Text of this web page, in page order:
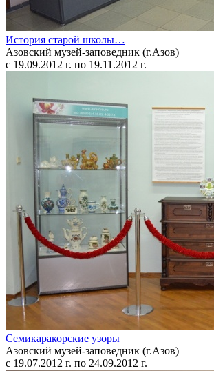
История старой школы…
Азовский музей-заповедник (г.Азов)
c 19.09.2012 г. по 19.11.2012 г.
Семикаракорские узоры
Азовский музей-заповедник (г.Азов)
с 19.07.2012 г. по 24.09.2012 г.